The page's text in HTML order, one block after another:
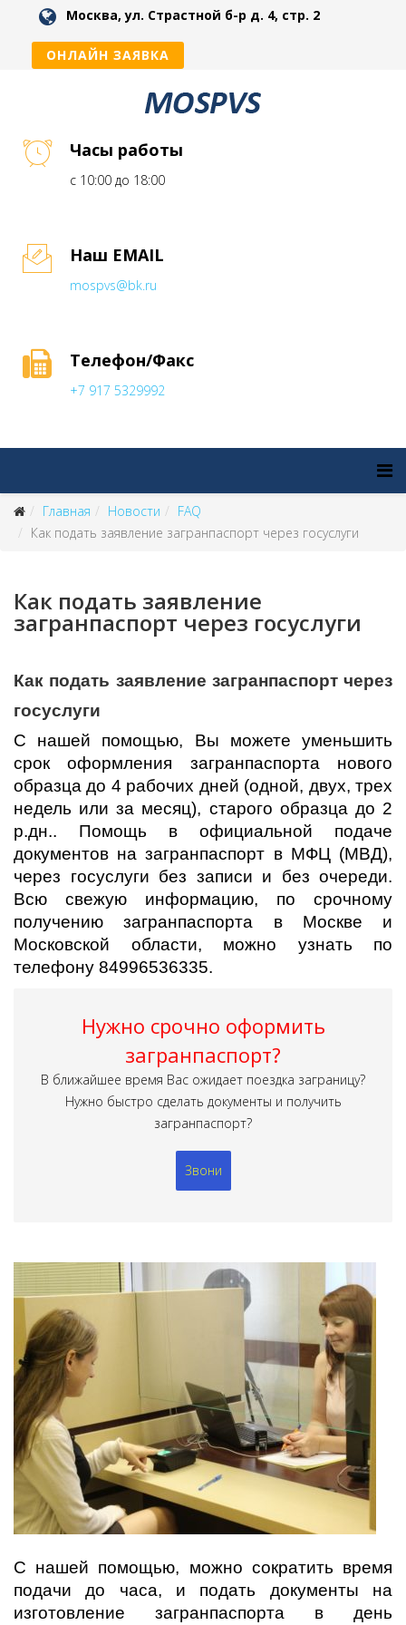
Москва, ул. Страстной б-р д. 4, стр. 2
ОНЛАЙН ЗАЯВКА
Часы работы
с 10:00 до 18:00
Наш EMAIL
mospvs@bk.ru
Телефон/Факс
+7 917 5329992
Главная Новости
FAQ
Как подать заявление загранпаспорт через госуслуги
Как подать заявление
загранпаспорт через госуслуги
Как подать заявление загранпаспорт через
госуслуги
С нашей помощью, Вы можете уменьшить
срок оформления загранпаспорта нового
образца до 4 рабочих дней (одной, двух, трех
недель или за месяц), старого образца до 2
р.дн.. Помощь в официальной подаче
документов на загранпаспорт в МФЦ (МВД),
через госуслуги без записи и без очереди.
Всю свежую информацию, по срочному
получению загранпаспорта в Москве и
Московской области, можно узнать по
телефону 84996536335.
Нужно срочно оформить
загранпаспорт?
В ближайшее время Вас ожидает поездка заграницу?
Нужно быстро сделать документы и получить
загранпаспорт?
Звони
С нашей помощью, можно сократить время
подачи до часа, и подать документы на
изготовление загранпаспорта в день